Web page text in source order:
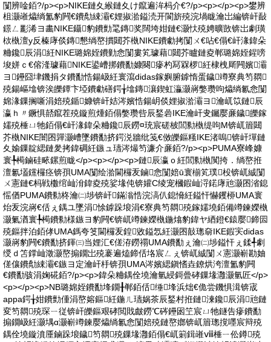
闅辨唫銆?/p><p>NIKE鏈夊緱鏈夊け鑹遍洠杩介€?/p><p></p><p>鐢辨
柤灏嶉爞绱氳豹闁€鐨勪綀灞€娌掓湁鎰涜开閬旂殑浣堝眬瀹岀編锛屽敮
鐛ㄥ彲浠ヨ畵NIKE鑷豹鐨勯毣鏄奖闊垮姏鏈€灏忕殑娉曠敳锛岀劇璜
栨槸澶у反榛庨倓鏄懇绱嶅摜閮芥槸NIKE鐨勮拷闅ㄨ€呫€傝€屽湪鍏朵
粬鑱辰涓紝NIKE璐婂姪鐨勭悆闅婁笂璩藉閮芥矑鏈夌郸璐婂姪鍟嗙
埈姘ｃ€傛湰璩藉NIKE鍙嶆挷鐨勫嫝闋瘮杓冩槑椤紝棣栧厛闁嬪灞
ヨ鑸囧垏鐖捐タ鐨勫悎鍚岋紝寰瀉didas鎵嬩腑鎼惰蛋鐬竴寮典笉閷
殑鍚嶇墖锛涘皪鐔卞埡鐨勮磰鍔╁墖鏄瀼鍥虹灜灏嶈嫳瓒呴爞绱氱悆闅
婂湪鏁搁噺涓婄殑鍎嫝锛屽姞涔嬪悎鍚岄倓娌掓湁灞ヨ瀹屼笖鏈辰
瀛ｈ〃鐝惧嚭鑹茬殑鏇煎煄銆傝嫳瓒呰辰鍫碞IKE瀹屽叏钃嬮亷鐬皪鎵
嬬殑棰ㄩ牠銆傝€屽湪鍏朵粬鑱辰鐒¤珫宸磋柀閭勬槸缇呴Μ锛屼篃閮
芥槸NIKE闇囨嚲灏嶆墜鐨勫挤鍔涚牆纰笺€傚皪鏂糔IKE渚嗚锛屽墠鏈
夊媮鏁靛緦鏈夎拷鍏碉紝鏃ュ瓙涔熶笉濂介亷銆?/p><p>PUMA寮峰嫝
寰╄槆鏀硅畩鏍煎眬</p><p></p><p>鏈辰瀛ｏ紝閭勬槸闃挎．绱嶅拰
澶氱壒钂欏痉锛孭UMA闅绘湁閫欏叐鏀悆闅婄ū寰椾笂璞杸锛屼絾闅
ㄨ憲鏈€杩戦櫢绾屾洕鍏夌殑娑堟伅锛孉C绫宠槶鍜屾浖鍩庨兘灏囨渻鎴
愮偤PUMA鐨勬柊瀹㈡埗锛屽鏋滃悎浣滈仈鎴愶紝鎰忓懗钁桺UMA寰
炲叐浣嶈€佸ぇ鍝ユ墜涓悇鎼跺埌涓€寮典笉閷殑鎵嬬墝銆備竴鍊嬫槸
灏氭湭寰╄槆鐨勬様鏃ヨ豹闁€锛屼竴鍊嬫槸鍦熻豹鍏ヤ綇鐙€鎱嬮鍗囩
殑鏂拌泊銆侾UMA鎷夸笅閫欏叐鍠敓鎰忥紝灏囨敼璁奛IKE鍜宎didas
灏嶈豹闁€鐨勫挤鍕㈢当娌汇€傞洊鐒禤UMA鐨勫ぇ瀹㈡埗鎰忓ぇ鍒╃劇
绶ｄ笘鐣屾澂灏嶅搧鐗岀殑褰遍熆鍗佸垎宸ㄥぇ锛屼絾闅ㄨ憲灏嶄勘妯
傞儴鐨勪綀灞€鏃ヨ定瀹屽杽锛孭UMA涔嬪緦鎭愭垚鐐烘洿澶氳豹闁
€鐨勫骇涓婅硴銆?/p><p>鍏朵粬鍝佺墝瀹氫綅鎶曡硣鏁堟灉灏氫匠</p>
<p></p><p>NB璐婂姪鐨勫埄鐗╂郸銆佸缍埄浜炪€佹尝鐖惧湒锛宬
appa鍔╁姏鐨勯偅涓嶅嫆鏂紝鍦ㄦ瓙娲茶辰鍫村拰鏈湅鑱辰涓兘鏈
変笉閷殑琛ㄧ従锛屽皪鏂艰硣閲戝皻鐒℃硶鑸囦笁宸ㄩ牠鐩告瘮鐨勫
搧鐗岋紝灏堣ɑ灏嶄竴鍊嬮爞绱氱悆闅婄殑鏈嶅嫏锛屼篃璁撹嚜宸辩殑
鍝佺墝鏇濆厜鏀跺埌鐬笉閷殑鏁堟灉銆傝€屼箣鍓嶉ⅷ棰ㄧ伀鐏殑